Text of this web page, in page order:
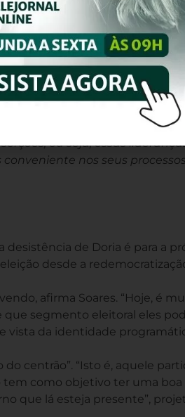
que pode ajudar”, afirma
a divisão interna do próprio
uma candidatura de terceira
diz em referência as pré-
vai sustentar a candidatura
outras regiões, como Centro-
ou seja, essas
nos seus
de Doria é para a
desde a
afirma Soares. “Hoje, é
segmento eleitoral eles
vista da identidade
do centrão”. “Isto é, aquele
como objetivo ter uma boa
que lá esteja presente”,